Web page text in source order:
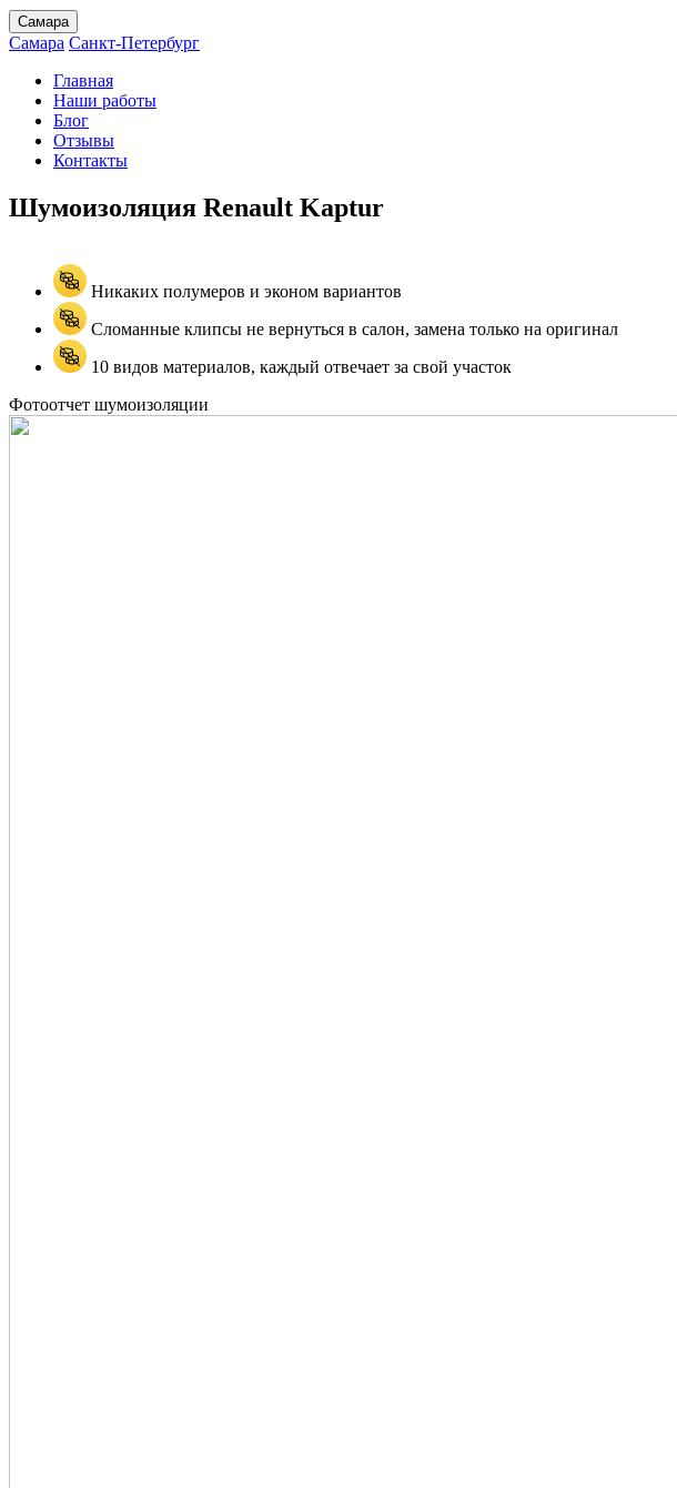
Самара
Самара Санкт-Петербург
Главная
Наши работы
Блог
Отзывы
Контакты
Шумоизоляция Renault Kaptur
Никаких полумеров и эконом вариантов
Сломанные клипсы не вернуться в салон, замена только на оригинал
10 видов материалов, каждый отвечает за свой участок
Фотоотчет шумоизоляции